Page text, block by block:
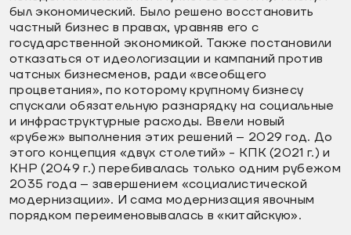
был экономический. Было решено восстановить
частный бизнес в правах, уравняв его с
государственной экономикой. Также постановили
отказаться от идеологизации и кампаний против
чатсных бизнесменов, ради «всеобщего
процветания», по которому крупному бизнесу
спускали обязательную разнарядку на социальные
и инфраструктурные расходы. Ввели новый
«рубеж» выполнения этих решений – 2029 год. До
этого концепция «двух столетий» - КПК (2021 г.) и
КНР (2049 г.) перебивалась только одним рубежом
2035 года – завершением «социалистической
модернизации». И сама модернизация явочным
порядком переименовывалась в «китайскую».